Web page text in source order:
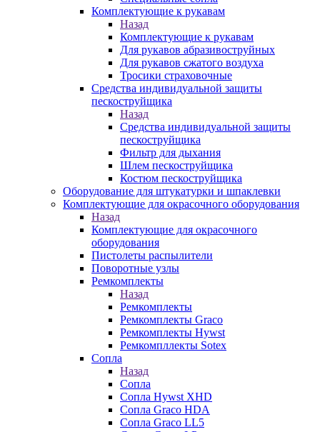
Комплектующие к рукавам
Назад
Комплектующие к рукавам
Для рукавов абразивоструйных
Для рукавов сжатого воздуха
Тросики страховочные
Средства индивидуальной защиты
пескоструйщика
Назад
Средства индивидуальной защиты
пескоструйщика
Фильтр для дыхания
Шлем пескоструйщика
Костюм пескоструйщика
Оборудование для штукатурки и шпаклевки
Комплектующие для окрасочного оборудования
Назад
Комплектующие для окрасочного
оборудования
Пистолеты распылители
Поворотные узлы
Ремкомплекты
Назад
Ремкомплекты
Ремкомплекты Graco
Ремкомплекты Hywst
Ремкомпллекты Sotex
Сопла
Назад
Сопла
Сопла Hywst XHD
Сопла Graco HDA
Сопла Graco LL5